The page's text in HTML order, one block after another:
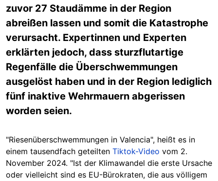
zuvor 27 Staudämme in der Region
abreißen lassen und somit die Katastrophe
verursacht. Expertinnen und Experten
erklärten jedoch, dass sturzflutartige
Regenfälle die Überschwemmungen
ausgelöst haben und in der Region lediglich
fünf inaktive Wehrmauern abgerissen
worden seien.
"Riesenüberschwemmungen in Valencia", heißt es in
einem tausendfach geteilten Tiktok-Video vom 2.
November 2024. "Ist der Klimawandel die erste Ursache
oder vielleicht sind es EU-Bürokraten, die aus völligem